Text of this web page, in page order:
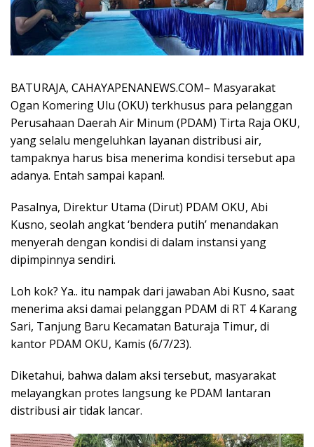
BATURAJA, CAHAYAPENANEWS.COM– Masyarakat
Ogan Komering Ulu (OKU) terkhusus para pelanggan
Perusahaan Daerah Air Minum (PDAM) Tirta Raja OKU,
yang selalu mengeluhkan layanan distribusi air,
tampaknya harus bisa menerima kondisi tersebut apa
adanya. Entah sampai kapan!.
Pasalnya, Direktur Utama (Dirut) PDAM OKU, Abi
Kusno, seolah angkat ‘bendera putih’ menandakan
menyerah dengan kondisi di dalam instansi yang
dipimpinnya sendiri.
Loh kok? Ya.. itu nampak dari jawaban Abi Kusno, saat
menerima aksi damai pelanggan PDAM di RT 4 Karang
Sari, Tanjung Baru Kecamatan Baturaja Timur, di
kantor PDAM OKU, Kamis (6/7/23).
Diketahui, bahwa dalam aksi tersebut, masyarakat
melayangkan protes langsung ke PDAM lantaran
distribusi air tidak lancar.